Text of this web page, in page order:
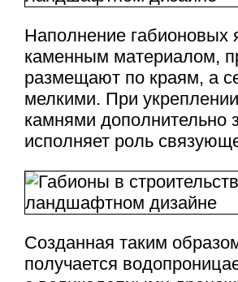
Наполнение
каменным материалом,
размещают по краям, а
мелкими. При
камнями дополнительно
исполняет роль
Созданная таким
получается